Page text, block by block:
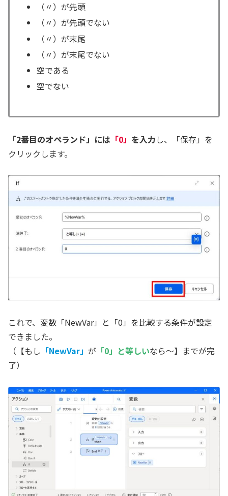
（〃）が先頭
（〃）が先頭でない
（〃）が末尾
（〃）が末尾でない
空である
空でない
「2番目のオペランド」には 「0」 を入力し、「保存」を
クリックします。
これで、変数「NewVar」と「0」を比較する条件が設定
できました。
（【もし 「NewVar」 が 「0」と等しいなら～】までが完
了）